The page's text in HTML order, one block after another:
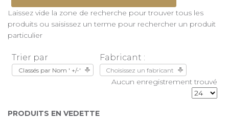
Laissez vide la zone de recherche pour trouver tous les
produits ou saisissez un terme pour rechercher un produit
particulier
Trier par
Classés par Nom ' +/-'
Fabricant :
Choisissez un fabricant
Aucun enregistrement trouvé
PRODUITS EN VEDETTE